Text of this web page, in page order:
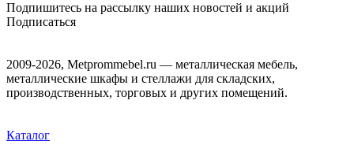
Подпишитесь на рассылку наших новостей и акций
Подписаться
2009-2026, Metprommebel.ru — металлическая мебель,
металлические шкафы и стеллажи для складских,
производственных, торговых и других помещений.
Каталог